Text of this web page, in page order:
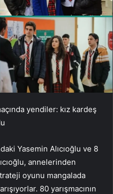
yendiler: kız kardeş
Yasemin Alıcıoğlu ve 8
annelerinden
oyunu mangalada
80 yarışmacının